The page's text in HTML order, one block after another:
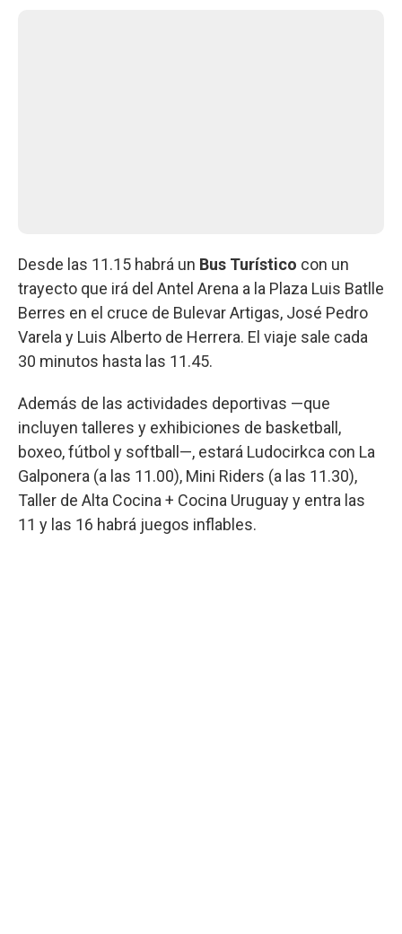
Desde las 11.15 habrá un Bus Turístico con un
trayecto que irá del Antel Arena a la Plaza Luis Batlle
Berres en el cruce de Bulevar Artigas, José Pedro
Varela y Luis Alberto de Herrera. El viaje sale cada
30 minutos hasta las 11.45.
Además de las actividades deportivas —que
incluyen talleres y exhibiciones de basketball,
boxeo, fútbol y softball—, estará Ludocirkca con La
Galponera (a las 11.00), Mini Riders (a las 11.30),
Taller de Alta Cocina + Cocina Uruguay y entra las
11 y las 16 habrá juegos inflables.